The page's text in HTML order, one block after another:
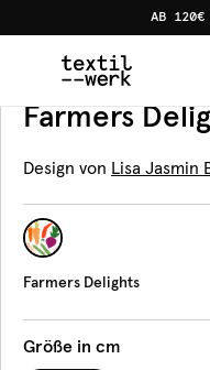
AB 120€
Produkte
Servietten
Farmers
Design von Lisa Jasmin
Farmers Delights
Größe in cm